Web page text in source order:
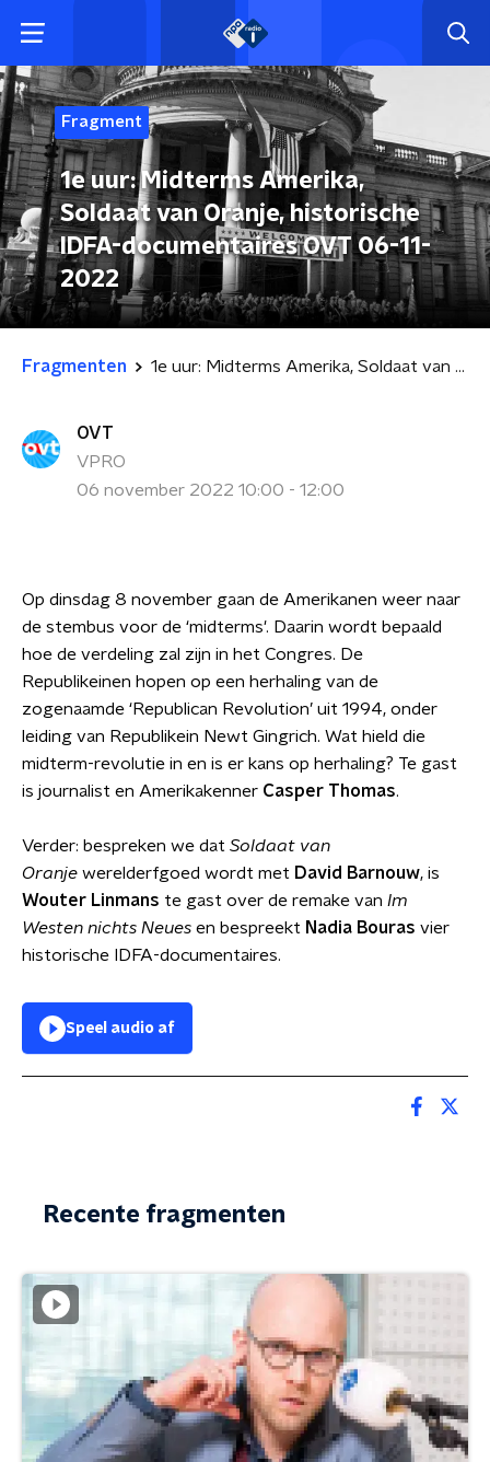
Fragment
1e uur: Midterms Amerika,
Soldaat van Oranje, historische
IDFA-documentaires OVT 06-11-
2022
Fragmenten 1e uur: Midterms Amerika, Soldaat van Oranje, historische IDFA-documentaires OVT 06-11-2022
OVT
VPRO
06 november 2022 10:00 - 12:00
Op dinsdag 8 november gaan de Amerikanen weer naar
de stembus voor de ‘midterms'. Daarin wordt bepaald
hoe de verdeling zal zijn in het Congres. De
Republikeinen hopen op een herhaling van de
zogenaamde ‘Republican Revolution’ uit 1994, onder
leiding van Republikein Newt Gingrich. Wat hield die
midterm-revolutie in en is er kans op herhaling? Te gast
is journalist en Amerikakenner Casper Thomas.
Verder: bespreken we dat Soldaat van
Oranje werelderfgoed wordt met David Barnouw, is
Wouter Linmans te gast over de remake van Im
Westen nichts Neues en bespreekt Nadia Bouras vier
historische IDFA-documentaires.
Speel audio af
Recente fragmenten